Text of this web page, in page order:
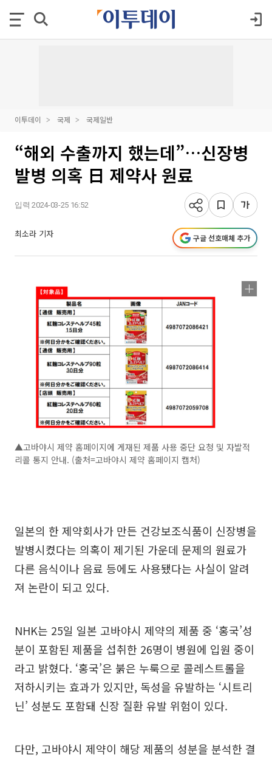
이투데이 국제 국제일반
“해외 수출까지 했는데”…신장병
발병 의혹 日 제약사 원료
입력 2024-03-25 16:52
최소라 기자 구글 선호매체 추가
▲고바야시 제약 홈페이지에 게재된 제품 사용 중단 요청 및 자발적
리콜 통지 안내. (출처=고바야시 제약 홈페이지 캡처)
일본의 한 제약회사가 만든 건강보조식품이 신장병을
발병시켰다는 의혹이 제기된 가운데 문제의 원료가
다른 음식이나 음료 등에도 사용됐다는 사실이 알려
져 논란이 되고 있다.
NHK는 25일 일본 고바야시 제약의 제품 중 ‘홍국’성
분이 포함된 제품을 섭취한 26명이 병원에 입원 중이
라고 밝혔다. ‘홍국’은 붉은 누룩으로 콜레스트롤을
저하시키는 효과가 있지만, 독성을 유발하는 ‘시트리
닌’ 성분도 포함돼 신장 질환 유발 위험이 있다.
다만, 고바야시 제약이 해당 제품의 성분을 분석한 결